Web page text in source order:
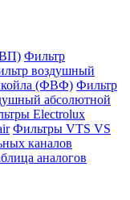
Фильтр
воздушный
(ФВФ) Фильтр
абсолютной
Electrolux
Фильтры VTS VS
каналов
аналогов